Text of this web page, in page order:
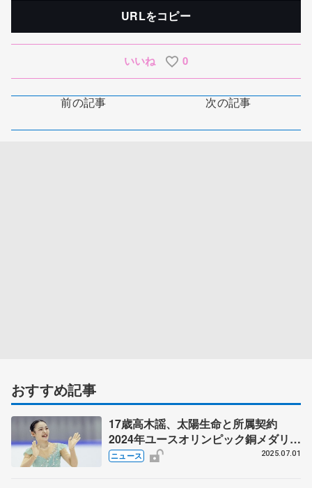
URLをコピー
いいね 0
前の記事 次の記事
おすすめ記事
17歳高木謡、太陽生命と所属契約
2024年ユースオリンピック銅メダリス
ト
ニュース 2025.07.01